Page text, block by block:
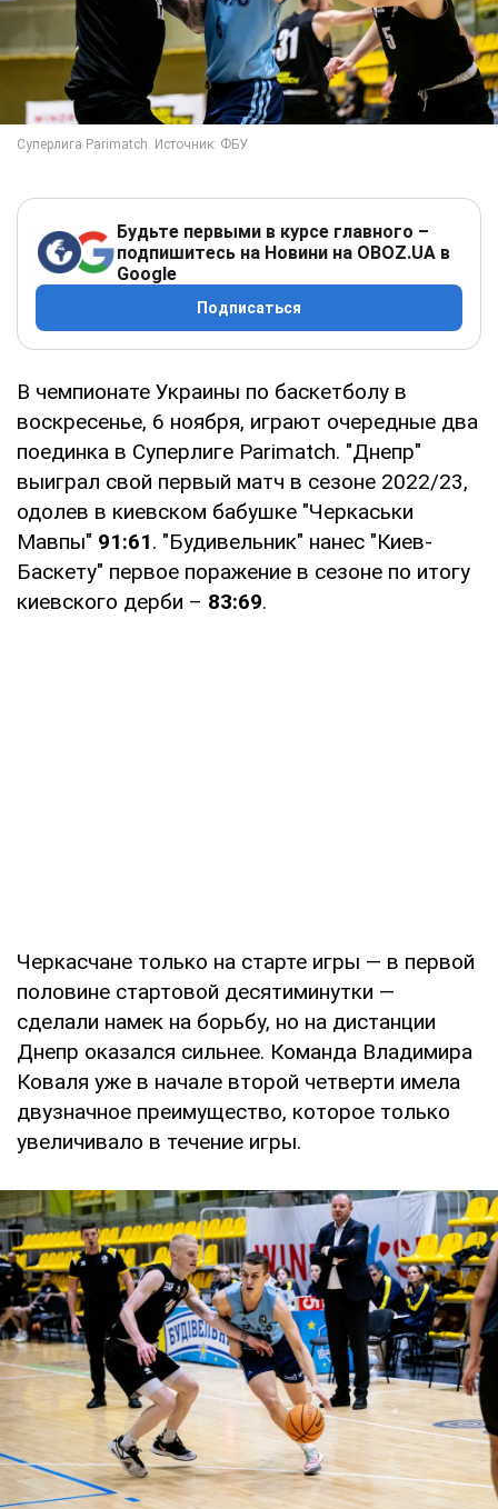
Будьте первыми в курсе главного –
подпишитесь на Новини на OBOZ.UA в
Google
Подписаться
В чемпионате Украины по баскетболу в
воскресенье, 6 ноября, играют очередные два
поединка в Суперлиге Parimatch. "Днепр"
выиграл свой первый матч в сезоне 2022/23,
одолев в киевском бабушке "Черкаськи
Мавпы" 91:61. "Будивельник" нанес "Киев-
Баскету" первое поражение в сезоне по итогу
киевского дерби – 83:69.
Черкасчане только на старте игры — в первой
половине стартовой десятиминутки —
сделали намек на борьбу, но на дистанции
Днепр оказался сильнее. Команда Владимира
Коваля уже в начале второй четверти имела
двузначное преимущество, которое только
увеличивало в течение игры.